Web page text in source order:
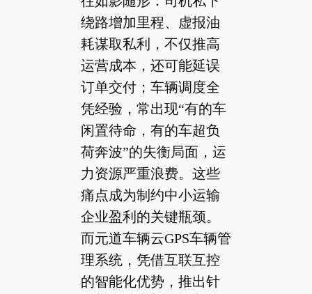
绕路增加里程、虚报油
耗谋取私利，不仅推高
运营成本，还可能延误
订单交付；车辆调度全
凭经验，常出现“有的车
闲置待命，有的车超负
荷奔波”的失衡局面，运
力资源严重浪费。这些
痛点成为制约中小运输
企业盈利的关键瓶颈。
而元道车辆云GPS车辆管
理系统，凭借互联互控
的智能化优势，推出针